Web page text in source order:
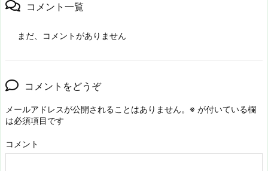
コメント一覧
まだ、コメントがありません
コメントをどうぞ
メールアドレスが公開されることはありません。 ※ が付いている欄
は必須項目です
コメント